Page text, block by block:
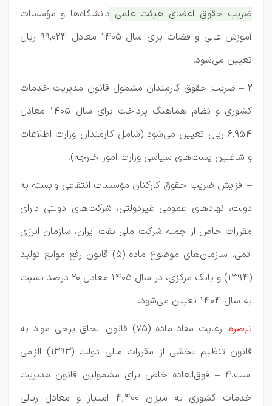
ضریب حقوق اعضای هیئت علمی دانشگاه‌ها و مؤسسات
آموزش عالی و قضات برای سال ۱۴۰۵ معادل ۹۹,۰۲۴ ریال
تعیین می‌شود.
۲ – ضریب حقوق کارمندان مشمول قانون مدیریت خدمات
کشوری و نظام هماهنگ پرداخت برای سال ۱۴۰5 معادل
۶,۹۵۴ ریال تعیین می‌شود (شامل کارمندان وزارت اطلاعات
و شاغلین پست‌های سیاسی وزارت امور خارجه).
– افزایش ضریب حقوق کارکنان مؤسسات انتفاعی وابسته به
دولت، نهادهای عمومی غیردولتی، شرکت‌های دولتی دارای
مقررات خاص از جمله شرکت ملی نفت ایران، سازمان انرژی
اتمی، سازمان‌های موضوع ماده (۵) قانون رفع موانع تولید
(۱۳۹۴) و بانک مرکزی، در سال ۱۴۰5 معادل ۲۰ درصد نسبت
به سال ۱۴۰۴ تعیین می‌شود.
تبصره:
رعایت مفاد ماده (۷۵) قانون الحاق برخی مواد به
قانون تنظیم بخشی از مقررات مالی دولت (۱۳۹۳) الزامی
است.۴ – فوق‌العاده خاص برای مشمولین قانون مدیریت
خدمات کشوری به میزان ۴,۴۰۰ امتیاز و معادل ریالی